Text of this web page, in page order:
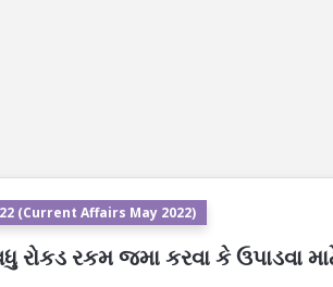
(Current Affairs May 2022)
વધુ રોકડ રકમ જમા કરવા કે ઉપાડવા